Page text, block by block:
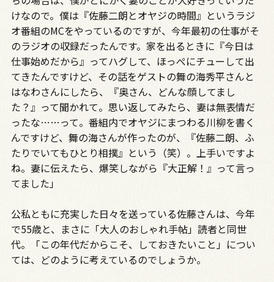
けなので。僕は『佐藤二朗とオヤジの時間』というラジ
オ番組のMCをやっているのですが、今年最初の仕事がそ
のラジオの収録だったんです。家を出るときに『今日は
仕事始めだから』ってハグして、ほっぺにチューして出
てきたんですけど、その話をゲストの舞の海秀平さんと
はなわさんにしたら、『奥さん、どんな顔してまし
た？』って聞かれて。思い返してみたら、妻は無表情だ
ったな……って。番組内でオヤジにまつわる川柳を書く
んですけど、舞の海さんが作ったのが、『佐藤二朗、ふ
たりでいてもひとり相撲』という（笑）。上手いですよ
ね。妻に伝えたら、爆笑しながら『大正解！』って言っ
てました」
公私ともに充実した日々を送っている佐藤さんは、今年
で55歳と、まさに「大人のおしゃれ手帖」読者と同世
代。「この年代だからこそ、しておきたいこと」につい
ては、どのように考えているのでしょうか。